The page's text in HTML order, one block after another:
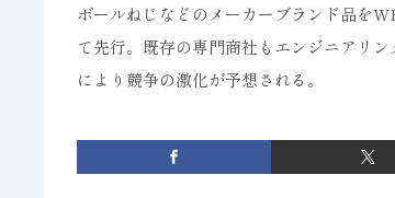
ボールねじなどのメーカーブランド品を
て先行。既存の専門商社もエンジニアリ
により競争の激化が予想される。